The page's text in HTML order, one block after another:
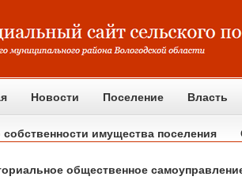
Новости Поселение Власть
собственности имущества поселения
общественное